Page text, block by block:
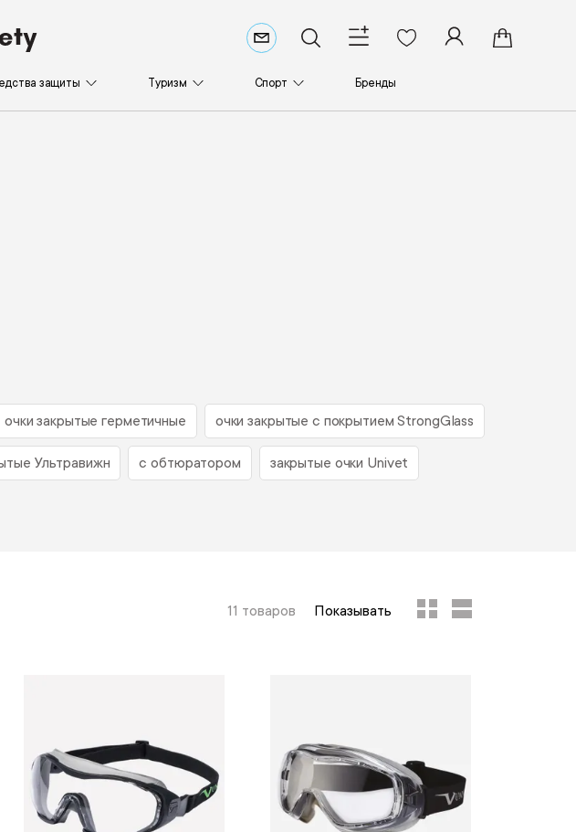
защиты Туризм Спорт Бренды
очки закрытые герметичные очки закрытые с покрытием StrongGlass
Ультравижн с обтюратором закрытые очки Univet
11 товаров Показывать